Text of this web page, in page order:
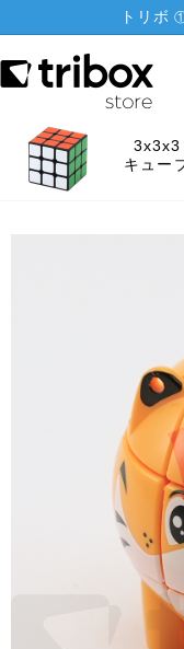
トリボ
3x3x3
キュー